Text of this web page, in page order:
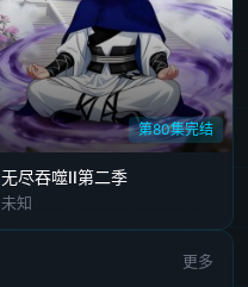
第80集完结
无尽吞噬II第二季
未知
更多